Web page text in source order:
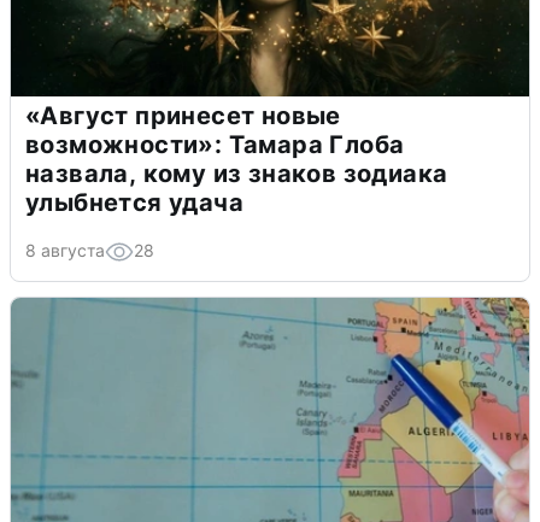
«Август принесет новые
возможности»: Тамара Глоба
назвала, кому из знаков зодиака
улыбнется удача
8 августа 28